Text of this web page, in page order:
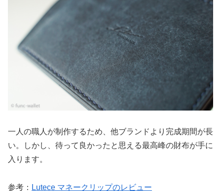
一人の職人が制作するため、他ブランドより完成期間が長
い。しかし、待って良かったと思える最高峰の財布が手に
入ります。
参考： Lutece マネークリップのレビュー